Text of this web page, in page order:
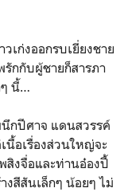
เก่งออกรบเยี่ยงชาย
รักกับผู้ชายก็สารภา
ๆ นี้…
กปีศาจ แดนสวรรค์
นื้อเรื่องส่วนใหญ่จะ
งจื่อและท่านอ๋องปี้
งสีสันเล็กๆ น้อยๆ ไม่